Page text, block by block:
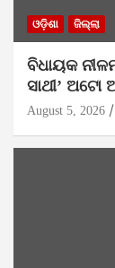
ଓଡ଼ିଶା ଜିଲ୍ଲା
ବିଧାୟକ
ସାଥୀ’
August 5, 2026